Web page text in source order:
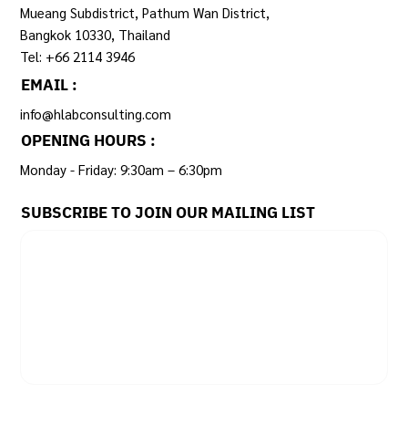
Mueang Subdistrict, Pathum Wan District,
Bangkok 10330, Thailand
Tel: +66 2114 3946
EMAIL :
info@hlabconsulting.com
OPENING HOURS :
Monday - Friday: 9:30am – 6:30pm ​
SUBSCRIBE TO JOIN OUR MAILING LIST